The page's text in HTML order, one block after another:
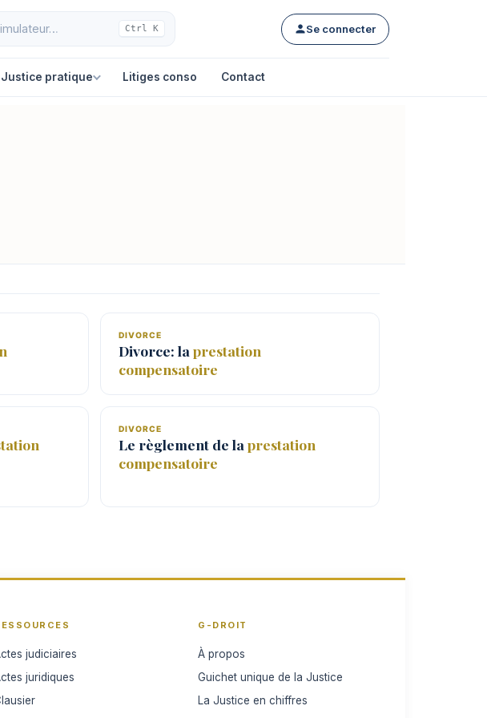
Ctrl K Se connecter
Justice pratique Litiges conso Contact
DIVORCE
Divorce: la prestation
compensatoire
DIVORCE
Le règlement de la prestation
compensatoire
judiciaires
juridiques
G-DROIT
À propos
Guichet unique de la Justice
La Justice en chiffres